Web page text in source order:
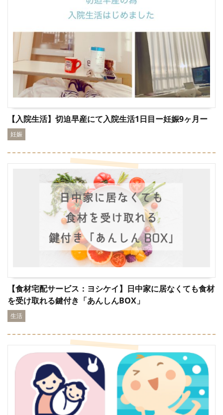
【入院生活】切迫早産にて入院生活1日目ー妊娠9ヶ月ー
妊娠
【食材宅配サービス：ヨシケイ】日中家に居なくても食材
を受け取れる鍵付き「あんしんBOX」
生活